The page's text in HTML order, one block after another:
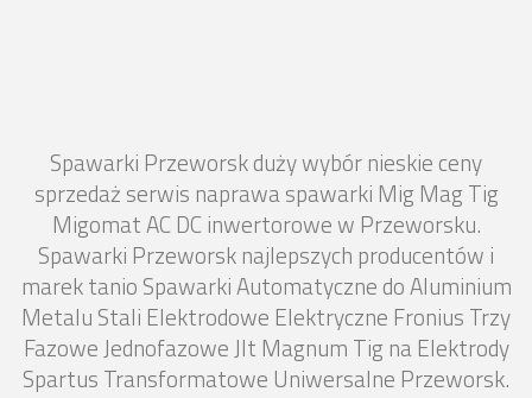
Spawarki Przeworsk duży wybór nieskie ceny
sprzedaż serwis naprawa spawarki Mig Mag Tig
Migomat AC DC inwertorowe w Przeworsku.
Spawarki Przeworsk najlepszych producentów i
marek tanio Spawarki Automatyczne do Aluminium
Metalu Stali Elektrodowe Elektryczne Fronius Trzy
Fazowe Jednofazowe Jlt Magnum Tig na Elektrody
Spartus Transformatowe Uniwersalne Przeworsk.